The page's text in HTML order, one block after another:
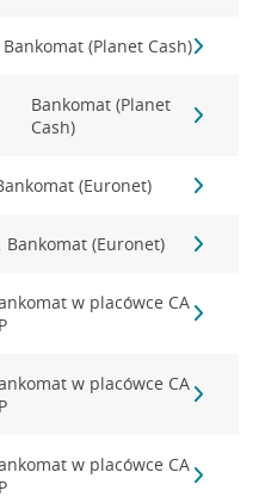
Bankomat (Planet Cash)
Bankomat (Planet
Cash)
(Euronet)
Bankomat (Euronet)
w placówce CA
w placówce CA
w placówce CA